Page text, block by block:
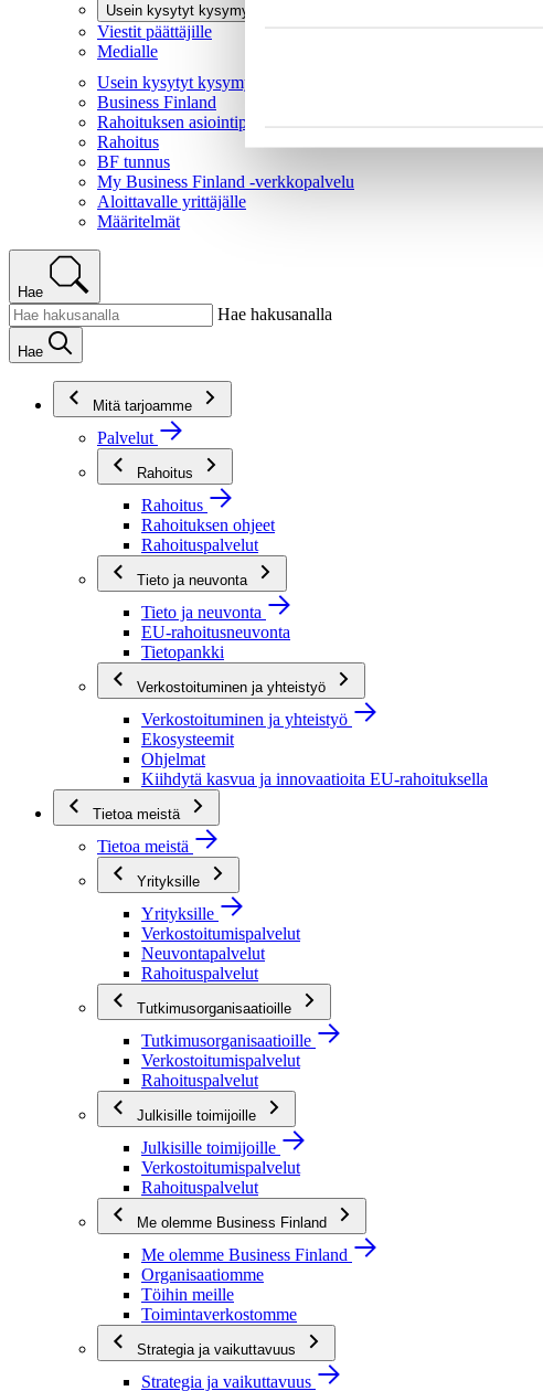
Usein kysytyt kysymykset
Viestit päättäjille
Medialle
Usein kysytyt kysymykset
Business Finland
Rahoituksen asiointipalvelu
Rahoitus
BF tunnus
My Business Finland -verkkopalvelu
Aloittavalle yrittäjälle
Määritelmät
Hae
Hae hakusanalla
Hae
Mitä tarjoamme
Palvelut
Rahoitus
Rahoitus
Rahoituksen ohjeet
Rahoituspalvelut
Tieto ja neuvonta
Tieto ja neuvonta
EU-rahoitusneuvonta
Tietopankki
Verkostoituminen ja yhteistyö
Verkostoituminen ja yhteistyö
Ekosysteemit
Ohjelmat
Kiihdytä kasvua ja innovaatioita EU-rahoituksella
Tietoa meistä
Tietoa meistä
Yrityksille
Yrityksille
Verkostoitumispalvelut
Neuvontapalvelut
Rahoituspalvelut
Tutkimusorganisaatioille
Tutkimusorganisaatioille
Verkostoitumispalvelut
Rahoituspalvelut
Julkisille toimijoille
Julkisille toimijoille
Verkostoitumispalvelut
Rahoituspalvelut
Me olemme Business Finland
Me olemme Business Finland
Organisaatiomme
Töihin meille
Toimintaverkostomme
Strategia ja vaikuttavuus
Strategia ja vaikuttavuus